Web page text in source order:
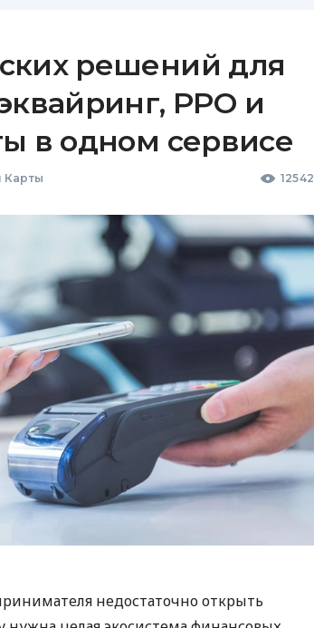
решений для
РРО и
в одном сервисе
Карты 12542
недостаточно открыть